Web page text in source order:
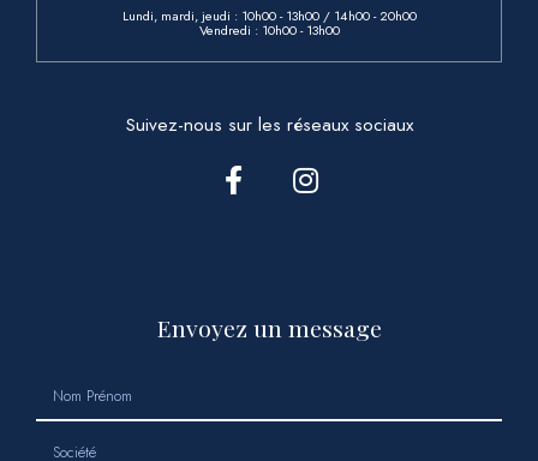
Lundi, mardi, jeudi : 10h00 - 13h00 / 14h00 - 20h00
Vendredi : 10h00 - 13h00
Suivez-nous sur les réseaux sociaux
Envoyez un message
Nom Prénom
Société